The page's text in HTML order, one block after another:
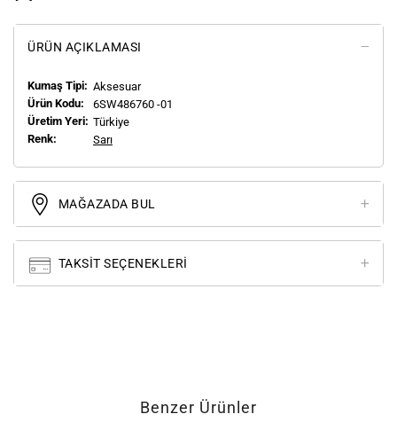
ÜRÜN AÇIKLAMASI
Kumaş Tipi: Aksesuar
Ürün Kodu:
6SW486760 -01
Üretim Yeri: Türkiye
Renk:
Sarı
MAĞAZADA BUL
TAKSIT SEÇENEKLERI
Benzer Ürünler